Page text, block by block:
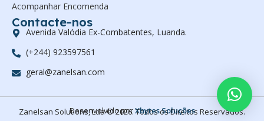
Acompanhar Encomenda
Contacte-nos
Avenida Valódia Ex-Combatentes, Luanda.
(+244) 923597561
geral@zanelsan.com
Zanelsan Solutions, Lda © 2026. Todos os Direitos Reservados.
Desenvolvido porXbytes Soluções